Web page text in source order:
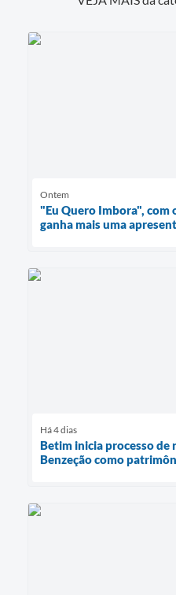
Ontem
"Eu Quero Imbora", com
ganha mais uma
Há 4 dias
Betim inicia processo de
Benzeção como